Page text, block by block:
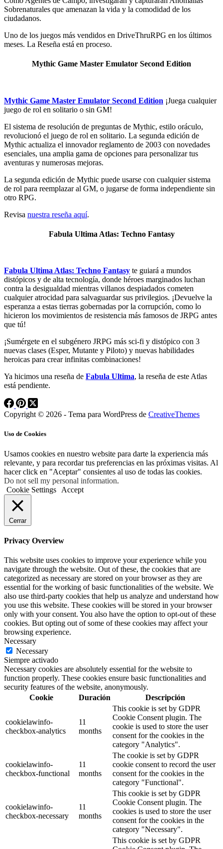
Sobrenaturales que amenazan la vida y la comodidad de los
ciudadanos.
Uno de los juegos más vendidos en DriveThruRPG en los últimos
meses. La Reseña está en proceso.
Mythic Game Master Emulator Second Edition
Mythic Game Master Emulator Second Edition ¡Juega cualquier
juego de rol en solitario o sin GM!
El sistema de resolución de preguntas de Mythic, estilo oráculo,
revolucionó el juego de rol en solitario. La segunda edición de
Mythic actualiza el innovador reglamento de 2003 con novedades
esenciales, una amplia gama de opciones para personalizar tus
aventuras y numerosas mejoras.
La segunda edición de Mythic puede usarse con cualquier sistema
de rol para reemplazar al GM, o jugarse de forma independiente sin
otro RPG.
Revisa nuestra reseña aquí.
Fabula Ultima Atlas: Techno Fantasy
Fabula Ultima Atlas: Techno Fantasy te guiará a mundos
distópicos y de alta tecnología, donde héroes marginados luchan
contra la desigualdad mientras villanos despiadados cometen
cualquier atrocidad para salvaguardar sus privilegios. ¡Devuelve la
esperanza a estas tierras gobernadas por la corrupción, como lo
hicieron los movimientos de resistencia más famosos de JRPG antes
que tú!
¡Sumérgete en el subgénero JRPG más sci-fi y distópico con 3
nuevas clases (Esper, Mutante y Piloto) y nuevas habilidades
heroicas para crear infinitas combinaciones!
Ya hicimos una reseña de Fabula Ultima, la reseña de este Atlas
está pendiente.
Copyright © 2026 - Tema para WordPress de CreativeThemes
Uso de Cookies
Usamos cookies en nuestro website para darte la experiencia más
relevante, y para recordar tus preferencias en las próximas visitas. Al
hacer click en "Aceptar" consientes al uso de todas las cookies.
Do not sell my personal information.
Cookie Settings
Accept
Cerrar
Privacy Overview
This website uses cookies to improve your experience while you
navigate through the website. Out of these, the cookies that are
categorized as necessary are stored on your browser as they are
essential for the working of basic functionalities of the website. We
also use third-party cookies that help us analyze and understand how
you use this website. These cookies will be stored in your browser
only with your consent. You also have the option to opt-out of these
cookies. But opting out of some of these cookies may affect your
browsing experience.
Necessary
Necessary
Siempre activado
Necessary cookies are absolutely essential for the website to
function properly. These cookies ensure basic functionalities and
security features of the website, anonymously.
Cookie
Duración Descripción
cookielawinfo-
checkbox-analytics
11
months
This cookie is set by GDPR
Cookie Consent plugin. The
cookie is used to store the user
consent for the cookies in the
category "Analytics".
cookielawinfo-
checkbox-functional
11
months
The cookie is set by GDPR
cookie consent to record the user
consent for the cookies in the
category "Functional".
cookielawinfo-
checkbox-necessary
11
months
This cookie is set by GDPR
Cookie Consent plugin. The
cookies is used to store the user
consent for the cookies in the
category "Necessary".
This cookie is set by GDPR